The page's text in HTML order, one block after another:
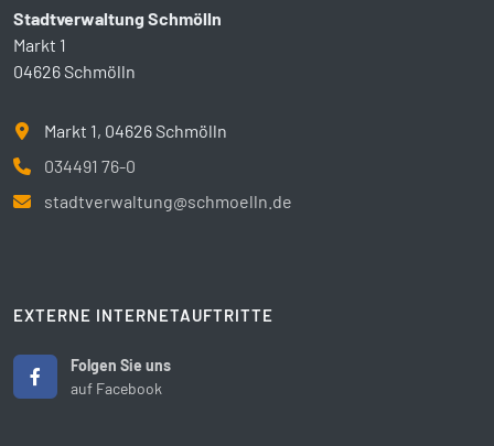
Stadtverwaltung Schmölln
Markt 1
04626 Schmölln
Markt 1, 04626 Schmölln
034491 76-0
stadtverwaltung@schmoelln.de
EXTERNE INTERNETAUFTRITTE
Folgen Sie uns
auf Facebook